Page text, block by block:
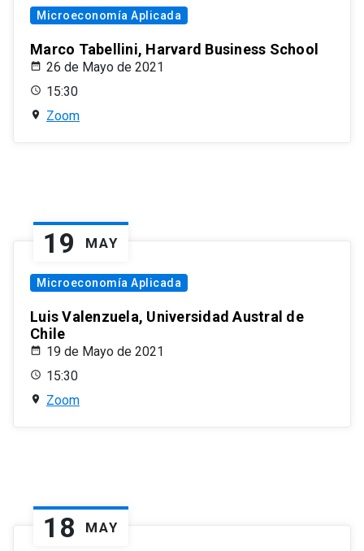
Microeconomía Aplicada
Marco Tabellini, Harvard Business School
26 de Mayo de 2021
15:30
Zoom
19 MAY
Microeconomía Aplicada
Luis Valenzuela, Universidad Austral de
Chile
19 de Mayo de 2021
15:30
Zoom
18 MAY